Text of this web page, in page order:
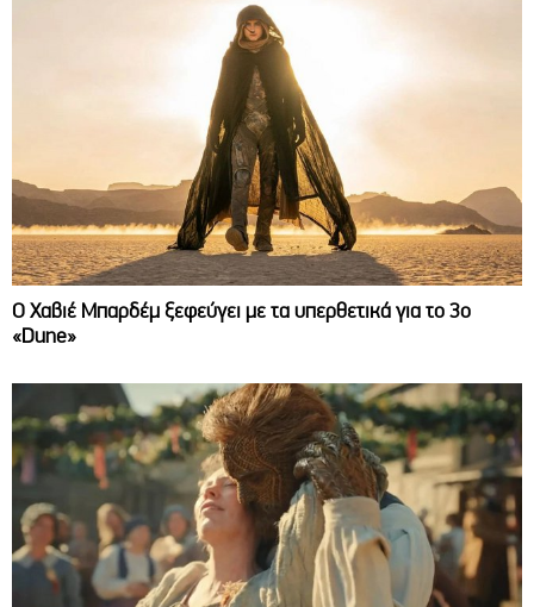
O Χαβιέ Μπαρδέμ ξεφεύγει με τα υπερθετικά για το 3ο
«Dune»